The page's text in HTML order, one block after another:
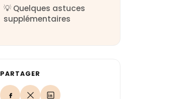
💡 Quelques astuces
supplémentaires
PARTAGER